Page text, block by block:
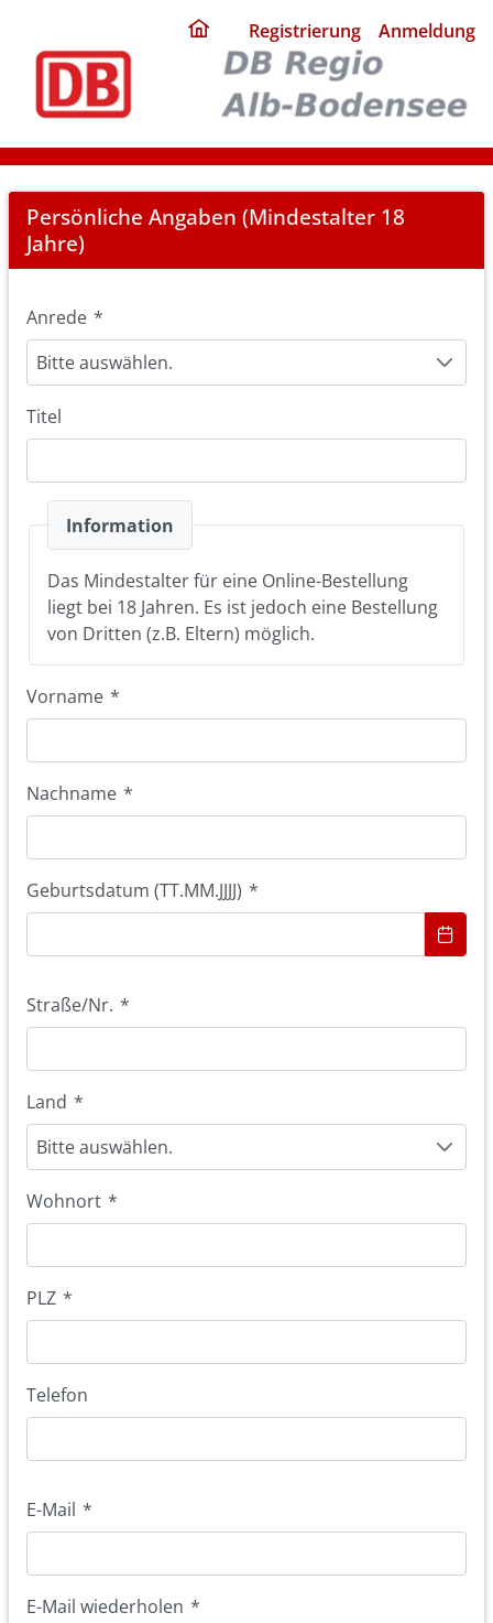
home
page
Registrierung Anmeldung
Registration
Persönliche Angaben (Mindestalter 18
Jahre)
Anrede *
Bitte auswählen.
Titel
Information
Das Mindestalter für eine Online-Bestellung
liegt bei 18 Jahren. Es ist jedoch eine Bestellung
von Dritten (z.B. Eltern) möglich.
Vorname *
Nachname *
Geburtsdatum (TT.MM.JJJJ) *
Straße/Nr. *
Land *
Bitte auswählen.
Wohnort *
PLZ *
Telefon
E-Mail *
E-Mail wiederholen *